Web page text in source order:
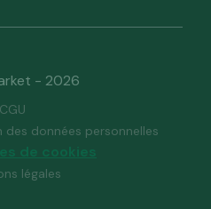
- 2026
CGU
données personnelles
de cookies
légales